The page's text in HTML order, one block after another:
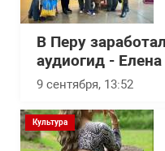
В Перу
аудиогид -
9 сентября, 13:52
Культура